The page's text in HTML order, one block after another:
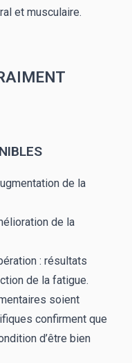
et musculaire.
de la
de la
: résultats
de la fatigue.
soient
confirment que
d’être bien